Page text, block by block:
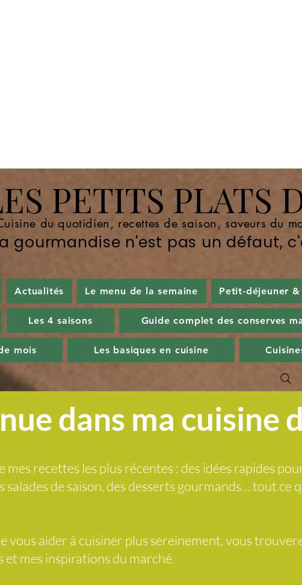
PETITS PLATS
du quotidien, recettes de saison, saveurs du
gourmandise n'est pas un défaut,
Actualités Le menu de la semaine Petit-déjeuner &
Les 4 saisons Guide complet des conserves
mois Les basiques en cuisine
dans ma cuisine
mes recettes les plus récentes : des idées rapides
de saison, des desserts gourmands… tout ce
vous aider à cuisiner plus sereinement, vous
et mes inspirations du marché.